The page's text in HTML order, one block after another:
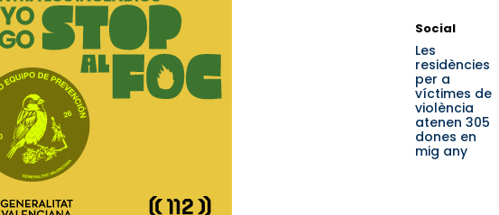
Social
Les
residències
per a
víctimes de
violència
atenen 305
dones en
mig any